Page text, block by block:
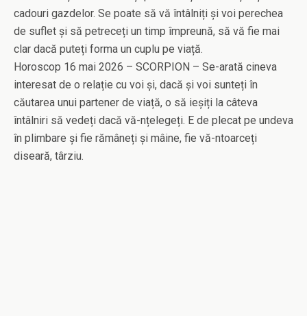
cadouri gazdelor. Se poate să vă întâlniți și voi perechea
de suflet și să petreceți un timp împreună, să vă fie mai
clar dacă puteți forma un cuplu pe viață.
Horoscop 16 mai 2026 – SCORPION – Se-arată cineva
interesat de o relație cu voi și, dacă și voi sunteți în
căutarea unui partener de viață, o să ieșiți la câteva
întâlniri să vedeți dacă vă-nțelegeți. E de plecat pe undeva
în plimbare și fie rămâneți și mâine, fie vă-ntoarceți
diseară, târziu.